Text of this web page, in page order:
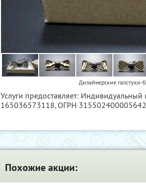
Дизайнерские
Услуги предоставляет:
165036573118, ОГРН 315502400005642
Похожие акции: